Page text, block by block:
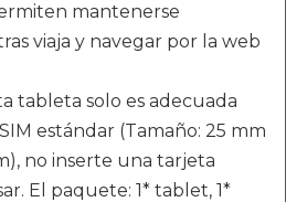
mantenerse
viaja y navegar por la web
tableta solo es adecuada
estándar (Tamaño: 25 mm
no inserte una tarjeta
El paquete: 1* tablet, 1*